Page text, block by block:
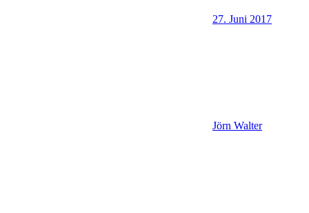
27. Juni 2017
Jörn Walter